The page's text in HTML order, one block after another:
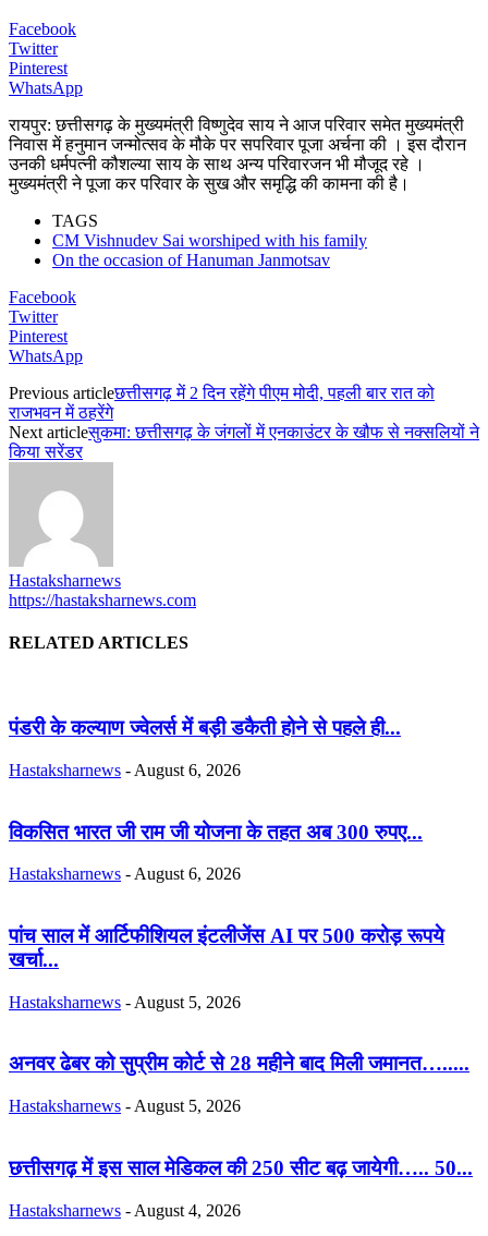
Facebook
Twitter
Pinterest
WhatsApp
रायपुर: छत्तीसगढ़ के मुख्यमंत्री विष्णुदेव साय ने आज परिवार समेत मुख्यमंत्री
निवास में हनुमान जन्मोत्सव के मौके पर सपरिवार पूजा अर्चना की । इस दौरान
उनकी धर्मपत्नी कौशल्या साय के साथ अन्य परिवारजन भी मौजूद रहे ।
मुख्यमंत्री ने पूजा कर परिवार के सुख और समृद्धि की कामना की है।
TAGS
CM Vishnudev Sai worshiped with his family
On the occasion of Hanuman Janmotsav
Facebook
Twitter
Pinterest
WhatsApp
Previous articleछत्तीसगढ़ में 2 दिन रहेंगे पीएम मोदी, पहली बार रात को
राजभवन में ठहरेंगे
Next articleसुकमा: छत्तीसगढ़ के जंगलों में एनकाउंटर के खौफ से नक्सलियों ने
किया सरेंडर
Hastaksharnews
https://hastaksharnews.com
RELATED ARTICLES
पंडरी के कल्याण ज्वेलर्स में बड़ी डकैती होने से पहले ही...
Hastaksharnews - August 6, 2026
विकसित भारत जी राम जी योजना के तहत अब 300 रुपए...
Hastaksharnews - August 6, 2026
पांच साल में आर्टिफीशियल इंटलीजेंस AI पर 500 करोड़ रूपये
खर्चा...
Hastaksharnews - August 5, 2026
अनवर ढेबर को सुप्रीम कोर्ट से 28 महीने बाद मिली जमानत….....
Hastaksharnews - August 5, 2026
छत्तीसगढ़ में इस साल मेडिकल की 250 सीट बढ़ जायेगी….. 50...
Hastaksharnews - August 4, 2026